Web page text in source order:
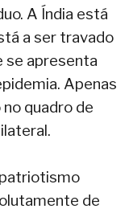
A Índia está
a ser travado
se apresenta
Apenas
quadro de
patriotismo
de